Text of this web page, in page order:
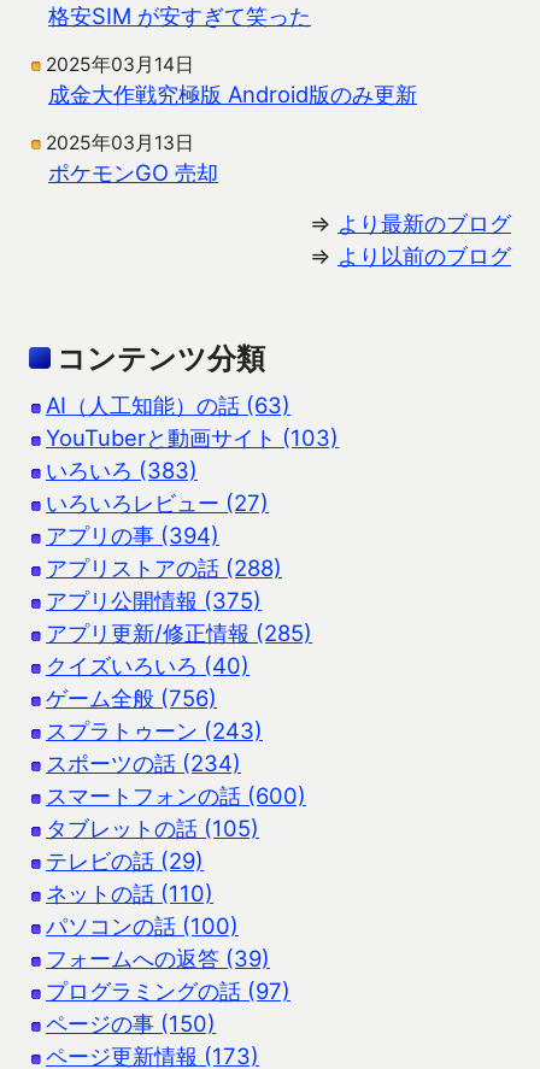
格安SIM が安すぎて笑った
2025年03月14日
成金大作戦究極版 Android版のみ更新
2025年03月13日
ポケモンGO 売却
⇒ より最新のブログ
⇒ より以前のブログ
コンテンツ分類
AI（人工知能）の話 (63)
YouTuberと動画サイト (103)
いろいろ (383)
いろいろレビュー (27)
アプリの事 (394)
アプリストアの話 (288)
アプリ公開情報 (375)
アプリ更新/修正情報 (285)
クイズいろいろ (40)
ゲーム全般 (756)
スプラトゥーン (243)
スポーツの話 (234)
スマートフォンの話 (600)
タブレットの話 (105)
テレビの話 (29)
ネットの話 (110)
パソコンの話 (100)
フォームへの返答 (39)
プログラミングの話 (97)
ページの事 (150)
ページ更新情報 (173)